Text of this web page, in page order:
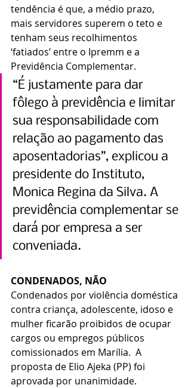
tendência é que, a médio prazo,
mais servidores superem o teto e
tenham seus recolhimentos
‘fatiados’ entre o Ipremm e a
Previdência Complementar.
“É justamente para dar
fôlego à previdência e limitar
sua responsabilidade com
relação ao pagamento das
aposentadorias”, explicou a
presidente do Instituto,
Monica Regina da Silva. A
previdência complementar se
dará por empresa a ser
conveniada.
CONDENADOS, NÃO
Condenados por violência doméstica
contra criança, adolescente, idoso e
mulher ficarão proibidos de ocupar
cargos ou empregos públicos
comissionados em Marília.  A
proposta de Elio Ajeka (PP) foi
aprovada por unanimidade.